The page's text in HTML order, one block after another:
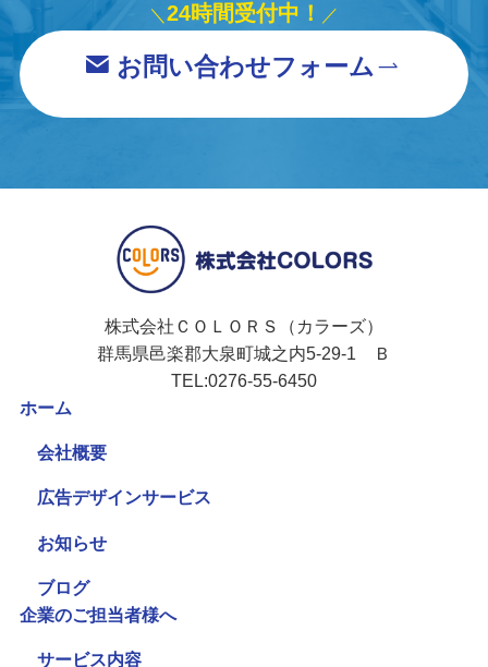
＼ 24時間受付中！ ／
お問い合わせフォーム
株式会社ＣＯＬＯＲＳ（カラーズ）
群馬県邑楽郡大泉町城之内5-29-1 Ｂ
TEL:0276-55-6450
ホーム
会社概要
広告デザインサービス
お知らせ
ブログ
企業のご担当者様へ
サービス内容